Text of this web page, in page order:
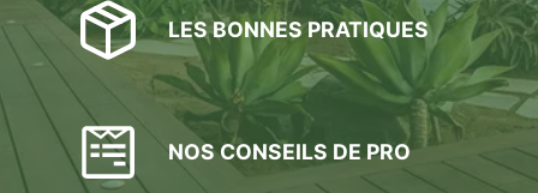
LES BONNES PRATIQUES
NOS CONSEILS DE PRO